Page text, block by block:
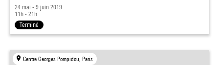
24 mai - 9 juin 2019
11h - 21h
Terminé
Centre Georges Pompidou, Paris